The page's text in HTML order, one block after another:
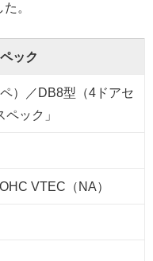
。
ック
）／DB8型（4ドアセ
ック」
VTEC（NA）